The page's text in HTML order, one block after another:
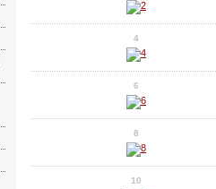
4
6
8
10